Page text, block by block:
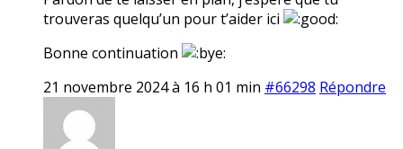
trouveras quelqu’un pour t’aider ici
Bonne continuation
21 novembre 2024 à 16 h 01 min #66298 Répondre